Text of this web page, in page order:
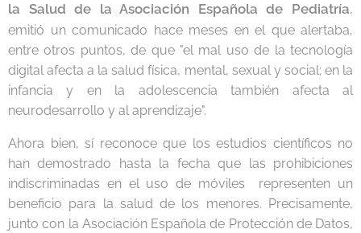
la Salud de la Asociación Española de Pediatría,
emitió un comunicado hace meses en el que alertaba,
entre otros puntos, de que "el mal uso de la tecnología
digital afecta a la salud física, mental, sexual y social; en la
infancia y en la adolescencia también afecta al
neurodesarrollo y al aprendizaje".
Ahora bien, sí reconoce que los estudios científicos no
han demostrado hasta la fecha que las prohibiciones
indiscriminadas en el uso de móviles representen un
beneficio para la salud de los menores. Precisamente,
junto con la Asociación Española de Protección de Datos,